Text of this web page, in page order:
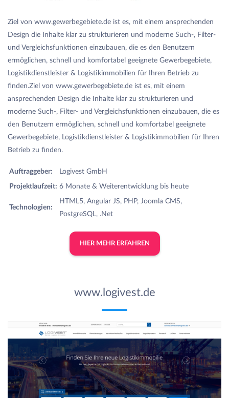
Ziel von www.gewerbegebiete.de ist es, mit einem ansprechenden
Design die Inhalte klar zu strukturieren und moderne Such-, Filter-
und Vergleichsfunktionen einzubauen, die es den Benutzern
ermöglichen, schnell und komfortabel geeignete Gewerbegebiete,
Logistikdienstleister & Logistikimmobilien für Ihren Betrieb zu
finden.Ziel von www.gewerbegebiete.de ist es, mit einem
ansprechenden Design die Inhalte klar zu strukturieren und
moderne Such-, Filter- und Vergleichsfunktionen einzubauen, die es
den Benutzern ermöglichen, schnell und komfortabel geeignete
Gewerbegebiete, Logistikdienstleister & Logistikimmobilien für Ihren
Betrieb zu finden.
Auftraggeber: Logivest GmbH
Projektlaufzeit: 6 Monate & Weiterentwicklung bis heute
Technologien:
HTML5, Angular JS, PHP, Joomla CMS,
PostgreSQL, .Net
HIER MEHR ERFAHREN
www.logivest.de